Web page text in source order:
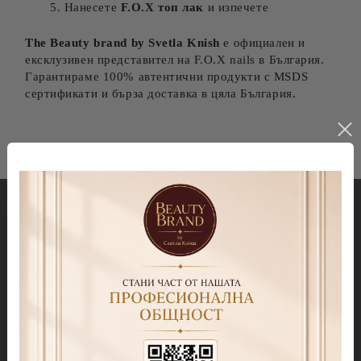
Нанесете F.O.X топ лак и изпечете
The Beauty brand by Svetla Knish е официален и
ексклузивен представител на F.O.X nails в България.
Гарантираме 100% автентични продукти с MSDS
сертификати и бърза доставка в цяла България.
Гел лакове
Колекция Spectrum 7ml
Колекция Spectrum Shot 5гр.
Колекция Moulin Rouge
Декорации
Blooming gel
Гел бои
Витражни-Vitrage Gel
Брокати, Фолиа и др.